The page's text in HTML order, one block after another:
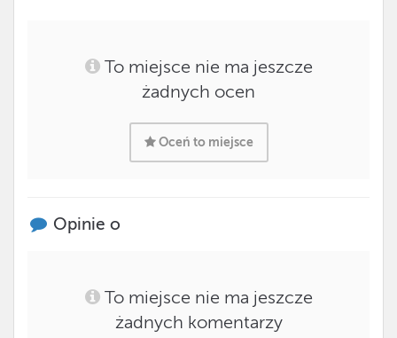
To miejsce nie ma jeszcze
żadnych ocen
Oceń to miejsce
Opinie o
To miejsce nie ma jeszcze
żadnych komentarzy